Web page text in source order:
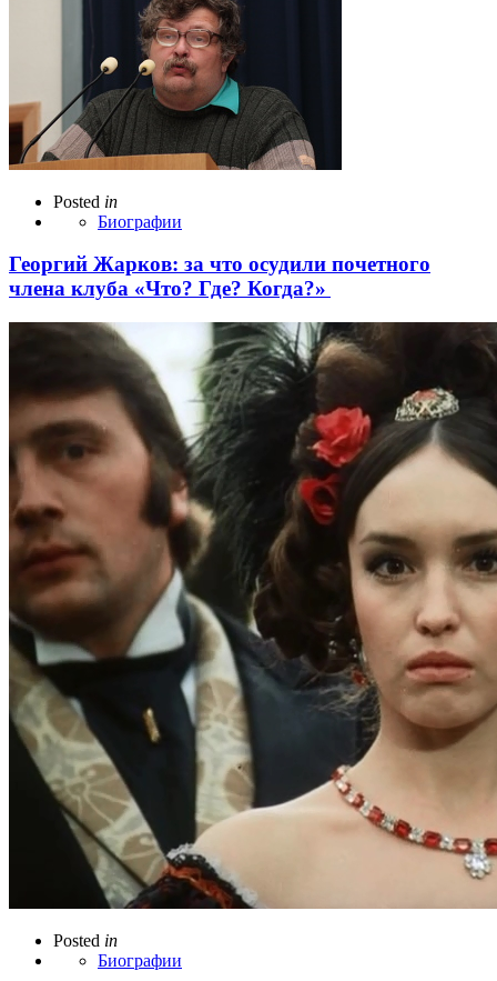
Posted in
Биографии
Георгий Жарков: за что осудили почетного
члена клуба «Что? Где? Когда?»
Posted in
Биографии